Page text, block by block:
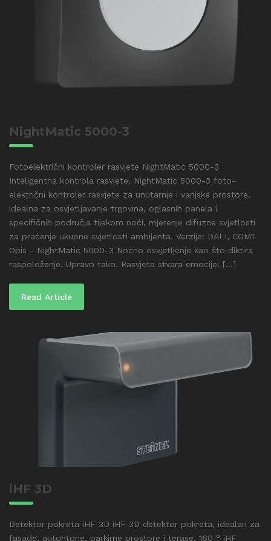
NightMatic 5000-3
Fotoelektrični kontroler rasvjete NightMatic 5000-3
Inteligentna kontrola rasvjete. NightMatic 5000-3 foto-
električni kontroler rasvjete za unutarnje i vanjske prostore,
idealna za osvjetljavanje trgovina, oglasnih panela i
specifičnih područja tijekom noći, mjerenje difuzne svjetlosti
za praćenje ukupne svjetlosti ambijenta. Verzije: DALI, COM1
Opis - NightMatic 5000-3 Noćno osvjetljenje kao što diktira
raspoloženje. Upravo tako. Rasvjeta stvara emocije! [...]
Read Article
iHF 3D
Detektor pokreta iHF 3D iHF 3D detektor pokreta, idealan za
fasade, autohtone, parkirne prostore i terase. 160 ° iHF